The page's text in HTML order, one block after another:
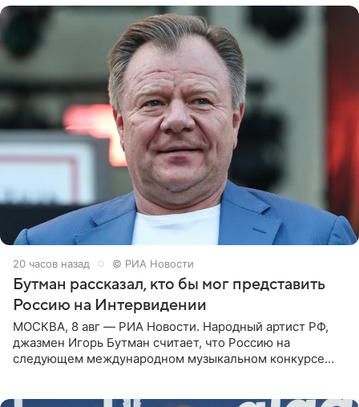
20 часов назад © РИА Новости
Бутман рассказал, кто бы мог представить
Россию на Интервидении
МОСКВА, 8 авг — РИА Новости. Народный артист РФ,
джазмен Игорь Бутман считает, что Россию на
следующем международном музыкальном конкурсе